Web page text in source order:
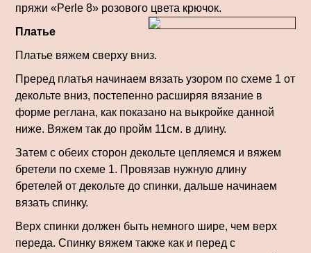
пряжи «Perle 8» розового цвета крючок.
Платье
Платье вяжем сверху вниз.
Преред платья начинаем вязать узором по схеме 1 от
декольте вниз, постепенно расширяя вязание в
форме реглана, как показано на выкройке данной
ниже. Вяжем так до пройм 11см. в длину.
Затем с обеих сторон декольте цепляемся и вяжем
бретели по схеме 1. Провязав нужную длину
бретелей от декольте до спинки, дальше начинаем
вязать спинку.
Верх спинки должен быть немного шире, чем верх
переда. Спинку вяжем также как и перед с